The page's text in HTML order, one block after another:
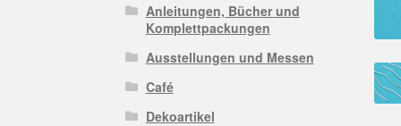
Anleitungen, Bücher und
Komplettpackungen
Ausstellungen und Messen
Café
Dekoartikel